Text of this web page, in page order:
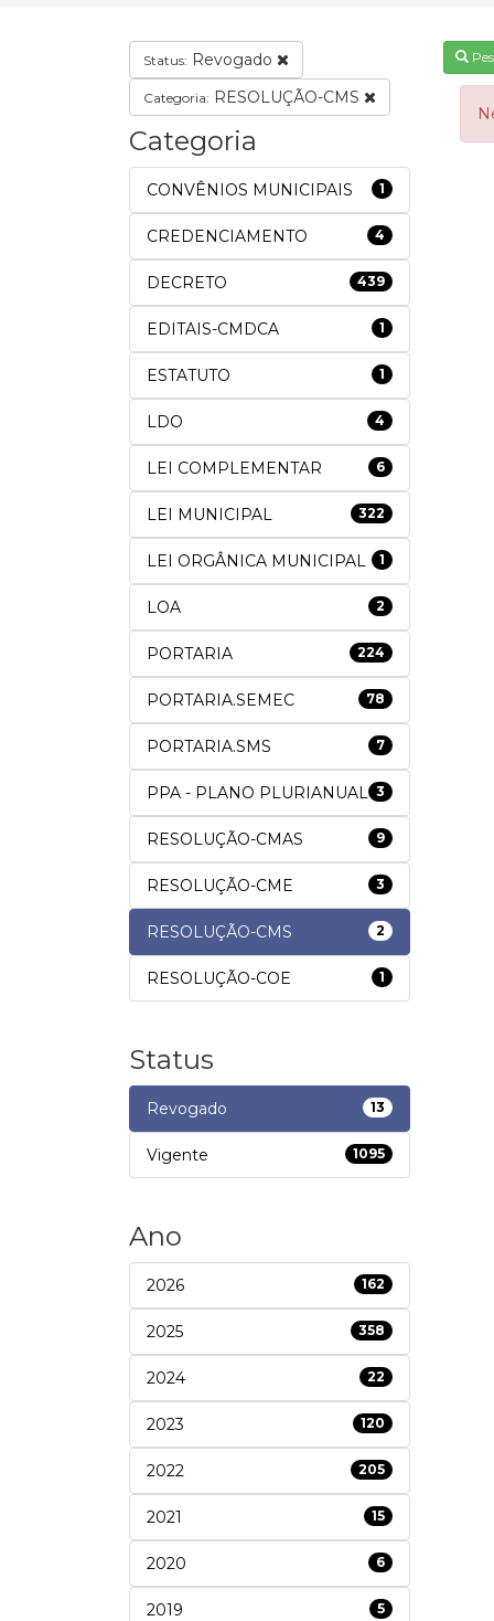
Status: Revogado
Categoria: RESOLUÇÃO-CMS
Categoria
CONVÊNIOS MUNICIPAIS 1
CREDENCIAMENTO 4
DECRETO 439
EDITAIS-CMDCA 1
ESTATUTO 1
LDO 4
LEI COMPLEMENTAR 6
LEI MUNICIPAL 322
LEI ORGÂNICA MUNICIPAL 1
LOA 2
PORTARIA 224
PORTARIA.SEMEC 78
PORTARIA.SMS 7
PPA - PLANO PLURIANUAL 3
RESOLUÇÃO-CMAS 9
RESOLUÇÃO-CME 3
RESOLUÇÃO-CMS 2
RESOLUÇÃO-COE 1
Status
Revogado 13
Vigente 1095
Ano
2026 162
2025 358
2024 22
2023 120
2022 205
2021 15
2020 6
2019 5